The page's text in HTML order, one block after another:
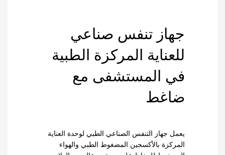
جهاز تنفس صناعي
للعناية المركزة الطبية
في المستشفى مع
ضاغط
يعمل جهاز التنفس الصناعي الطبي لوحدة العناية
المركزة بالأكسجين المضغوط الطبي والهواء